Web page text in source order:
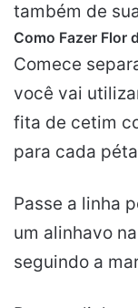
também de
Como Fazer Flor
Comece
você vai
fita de cetim
para cada
Passe a linha
um alinhavo
seguindo a